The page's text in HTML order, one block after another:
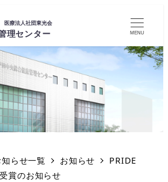
MENU
知らせ一覧 お知らせ
PRIDE
賞のお知らせ